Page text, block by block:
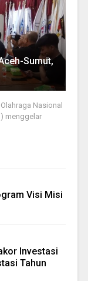
Sumut,
Nasional
menggelar
Visi Misi
Investasi
Tahun